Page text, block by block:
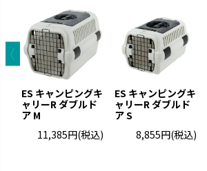
凹凸が少なくお手入れが簡単で
す。
猫と過ご
ES キャンピングキ
ャリーR ダブルド
ア M
11,385円(税込)
ES キャンピングキ
ャリーR ダブルド
ア S
8,855円(税込)